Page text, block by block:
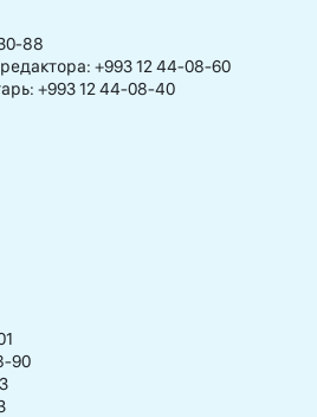
88
+993 12 44-08-60
+993 12 44-08-40
90